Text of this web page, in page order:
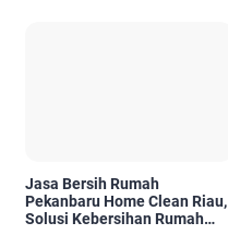
Jasa Bersih Rumah
Pekanbaru Home Clean Riau,
Solusi Kebersihan Rumah